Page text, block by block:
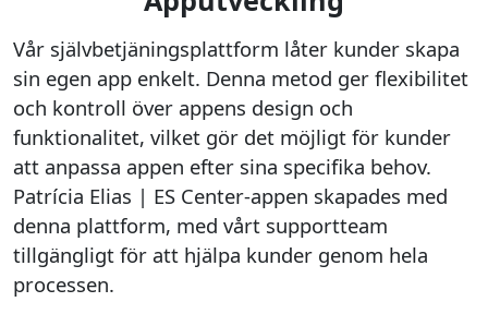
Vår självbetjäningsplattform låter kunder skapa
sin egen app enkelt. Denna metod ger flexibilitet
och kontroll över appens design och
funktionalitet, vilket gör det möjligt för kunder
att anpassa appen efter sina specifika behov.
Patrícia Elias | ES Center-appen skapades med
denna plattform, med vårt supportteam
tillgängligt för att hjälpa kunder genom hela
processen.